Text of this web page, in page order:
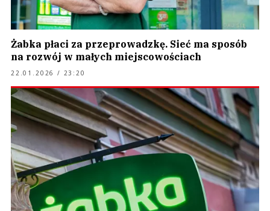
Żabka płaci za przeprowadzkę. Sieć ma sposób
na rozwój w małych miejscowościach
22.01.2026 / 23:20